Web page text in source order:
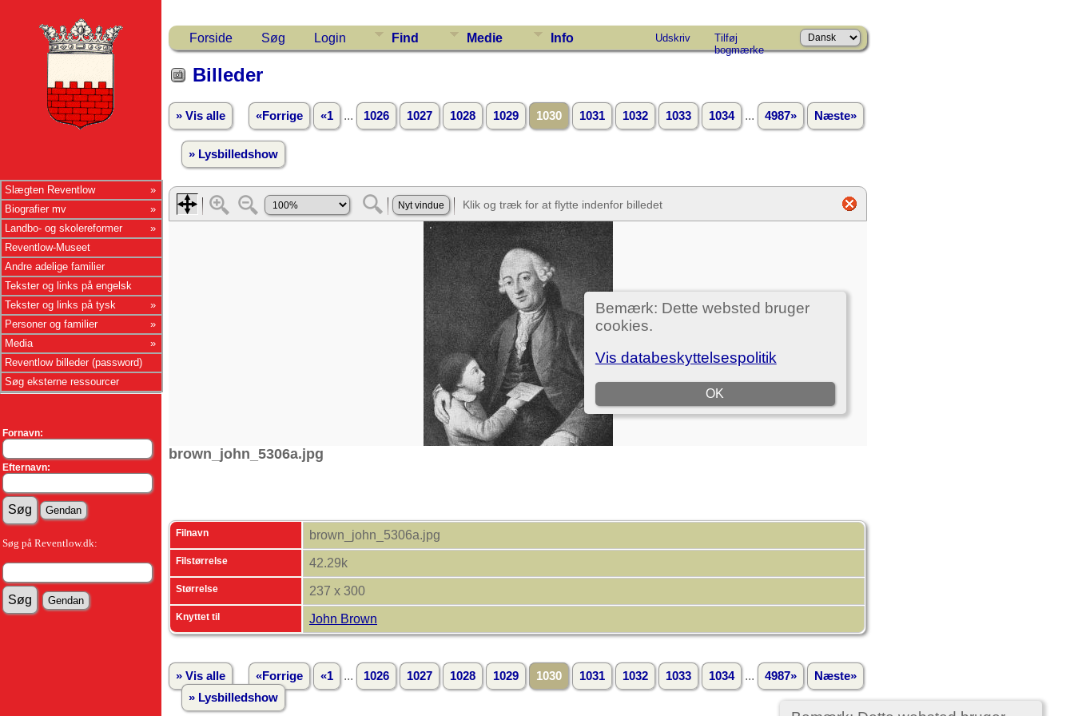
Slægten Reventlow
Biografier mv
Landbo- og skolereformer
Reventlow-Museet
Andre adelige familier
Tekster og links på engelsk
Tekster og links på tysk
Personer og familier
Media
Reventlow billeder (password)
Søg eksterne ressourcer
Fornavn:
Efternavn:
Søg på Reventlow.dk:
Forside Søg Login Find Medie Info Udskriv
Tilføj
bogmærke
Billeder
» Vis alle «Forrige «1 ... 1026 1027 1028 1029 1030 1031 1032 1033 1034 ... 4987» Næste»
» Lysbilledshow
brown_john_5306a.jpg
Filnavn brown_john_5306a.jpg
Filstørrelse 42.29k
Størrelse 237 x 300
Knyttet til John Brown
» Vis alle «Forrige «1 ... 1026 1027 1028 1029 1030 1031 1032 1033 1034 ... 4987»
Næste»
» Lysbilledshow